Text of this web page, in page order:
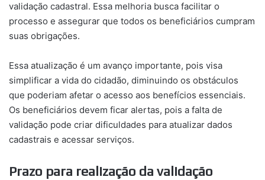
validação cadastral. Essa melhoria busca facilitar o
processo e assegurar que todos os beneficiários cumpram
suas obrigações.
Essa atualização é um avanço importante, pois visa
simplificar a vida do cidadão, diminuindo os obstáculos
que poderiam afetar o acesso aos benefícios essenciais.
Os beneficiários devem ficar alertas, pois a falta de
validação pode criar dificuldades para atualizar dados
cadastrais e acessar serviços.
Prazo para realização da validação